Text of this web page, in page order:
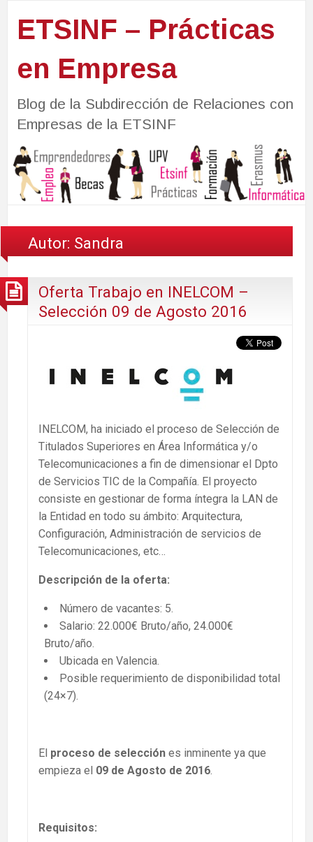
ETSINF – Prácticas
en Empresa
Blog de la Subdirección de Relaciones con
Empresas de la ETSINF
Autor: Sandra
Oferta Trabajo en INELCOM –
Selección 09 de Agosto 2016
INELCOM, ha iniciado el proceso de Selección de
Titulados Superiores en Área Informática y/o
Telecomunicaciones a fin de dimensionar el Dpto
de Servicios TIC de la Compañía. El proyecto
consiste en gestionar de forma íntegra la LAN de
la Entidad en todo su ámbito: Arquitectura,
Configuración, Administración de servicios de
Telecomunicaciones, etc…
Descripción de la oferta:
Número de vacantes: 5.
Salario: 22.000€ Bruto/año, 24.000€
Bruto/año.
Ubicada en Valencia.
Posible requerimiento de disponibilidad total
(24×7).
El proceso de selección es inminente ya que
empieza el 09 de Agosto de 2016.
Requisitos: